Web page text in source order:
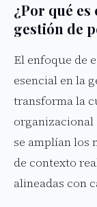
¿Por qué
gestión de
El enfoque de
esencial en la
transforma la
organizacional
se amplían los
de contexto
alineadas con